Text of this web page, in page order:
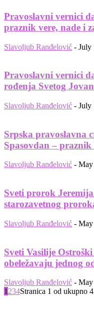
Pravoslavni vernici
praznik vere, nade i
Slavoljub Ranđelović - July
Pravoslavni vernici
rođenja Svetog
Slavoljub Ranđelović - July
Srpska pravoslavna
Spasovdan – praznik
Slavoljub Ranđelović - May
Sveti prorok
starozavetnog
Slavoljub Ranđelović - May
Sveti Vasilije
obeležavaju jednog
Slavoljub Ranđelović - May
1 234Stranica 1 od ukupno 4